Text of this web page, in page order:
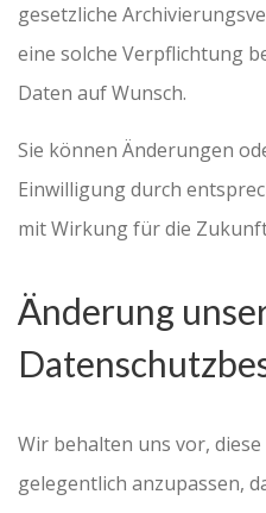
gesetzliche
eine solche Verpflichtung
Daten auf Wunsch.
Sie können Änderungen
Einwilligung durch
mit Wirkung für die
Änderung
Wir behalten uns vor,
gelegentlich anzupassen,